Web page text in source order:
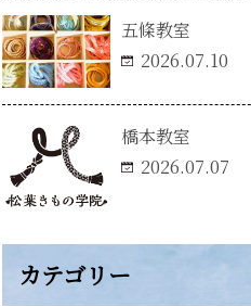
五條教室
2026.07.10
橋本教室
2026.07.07
カテゴリー